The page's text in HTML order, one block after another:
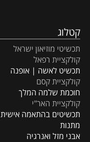
קטלוג
תכשיטי מוזיאון ישראל
קולקציית רפאל
תכשיט לאשה | אופנה
קולקציית קסם
חוכמת שלמה המלך
קולקציית האר"י
תכשיטים בהתאמה אישית
מתנות
אבני מזל ואנרגיה